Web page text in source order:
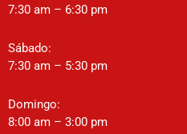
7:30 am – 6:30 pm
Sábado:
7:30 am – 5:30 pm
Domingo:
8:00 am – 3:00 pm